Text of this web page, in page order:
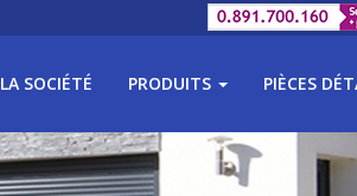
LA SOCIÉTÉ PRODUITS PIÈCES